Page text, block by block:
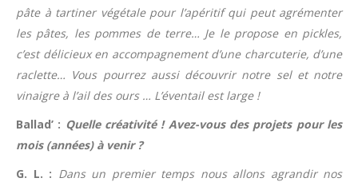
pâte à tartiner végétale pour l’apéritif qui peut agrémenter
les pâtes, les pommes de terre… Je le propose en pickles,
c’est délicieux en accompagnement d’une charcuterie, d’une
raclette… Vous pourrez aussi découvrir notre sel et notre
vinaigre à l’ail des ours … L’éventail est large !
Ballad’ : Quelle créativité ! Avez-vous des projets pour les
mois (années) à venir ?
G. L. : Dans un premier temps nous allons agrandir nos